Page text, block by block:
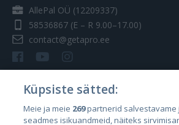
AllePal OÜ (12209337)
58536867 (E – R 9.00–17.00)
contact@getapro.ee
Riigid
Küpsiste sätted:
Meie ja meie 269partnerid salvestavame
seadmes isikuandmeid, näiteks